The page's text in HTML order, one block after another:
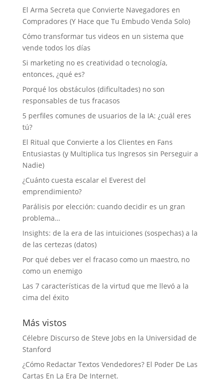
El Arma Secreta que Convierte Navegadores en
Compradores (Y Hace que Tu Embudo Venda Solo)
Cómo transformar tus videos en un sistema que
vende todos los días
Si marketing no es creatividad o tecnología,
entonces, ¿qué es?
Porqué los obstáculos (dificultades) no son
responsables de tus fracasos
5 perfiles comunes de usuarios de la IA: ¿cuál eres
tú?
El Ritual que Convierte a los Clientes en Fans
Entusiastas (y Multiplica tus Ingresos sin Perseguir a
Nadie)
¿Cuánto cuesta escalar el Everest del
emprendimiento?
Parálisis por elección: cuando decidir es un gran
problema…
Insights: de la era de las intuiciones (sospechas) a la
de las certezas (datos)
Por qué debes ver el fracaso como un maestro, no
como un enemigo
Las 7 características de la virtud que me llevó a la
cima del éxito
Más vistos
Célebre Discurso de Steve Jobs en la Universidad de
Stanford
¿Cómo Redactar Textos Vendedores? El Poder De Las
Cartas En La Era De Internet.